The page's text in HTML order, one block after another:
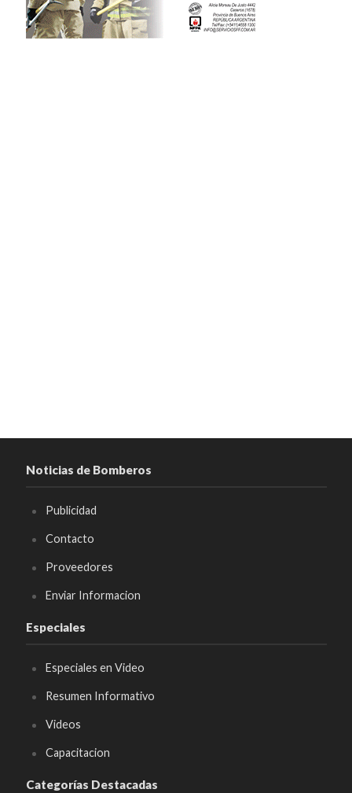
Noticias de Bomberos
Publicidad
Contacto
Proveedores
Enviar Informacion
Especiales
Especiales en Video
Resumen Informativo
Videos
Capacitacion
Categorías Destacadas